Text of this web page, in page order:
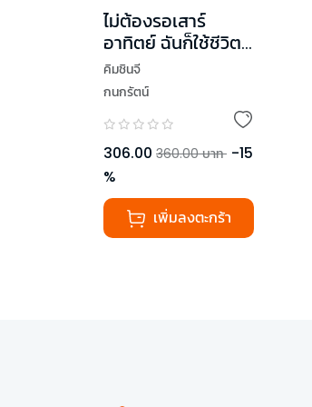
ไม่ต้องรอเสาร์
อาทิตย์ ฉันก็ใช้ชีวิต
ได้
คิมชินจี
กนกรัตน์
306.00 360.00 บาท -15
%
เพิ่มลงตะกร้า